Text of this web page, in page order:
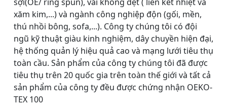
xăm kim,...) và ngành công nghiệp độn (gối, mền,
thú nhồi bông, sofa,...). Công ty chúng tôi có đội
ngũ kỹ thuật giàu kinh nghiệm, dây chuyền hiện đại,
hệ thống quản lý hiệu quả cao và mạng lưới tiêu thụ
toàn cầu. Sản phẩm của công ty chúng tôi đã được
tiêu thụ trên 20 quốc gia trên toàn thế giới và tất cả
sản phẩm của công ty đều được chứng nhận OEKO-
TEX 100